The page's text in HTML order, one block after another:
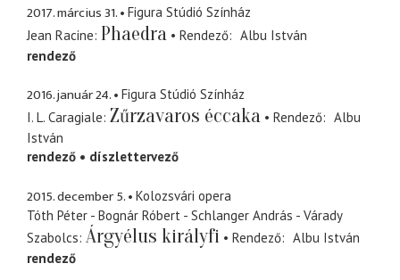
2017. március 31.
Figura Stúdió Színház
Jean Racine Phaedra Rendező
Albu István
rendező
2016. január 24.
Figura Stúdió Színház
I. L. Caragiale Zűrzavaros éccaka Rendező
Albu
István
rendező
díszlettervező
2015. december 5.
Kolozsvári opera
Tóth Péter - Bognár Róbert - Schlanger András - Várady
Szabolcs Árgyélus királyfi Rendező
Albu István
rendező